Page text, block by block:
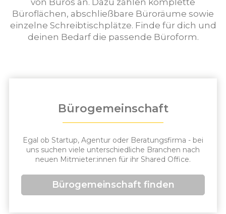
von Büros an. Dazu zählen komplette
Büroflächen, abschließbare Büroräume sowie
einzelne Schreibtischplätze. Finde für dich und
deinen Bedarf die passende Büroform.
Bürogemeinschaft
Egal ob Startup, Agentur oder Beratungsfirma - bei
uns suchen viele unterschiedliche Branchen nach
neuen Mitmieter:innen für ihr Shared Office.
Bürogemeinschaft finden